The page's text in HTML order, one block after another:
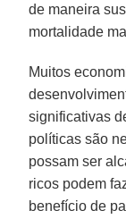
de maneira
mortalidade
Muitos
significativas
políticas são
possam ser
ricos podem
benefício de